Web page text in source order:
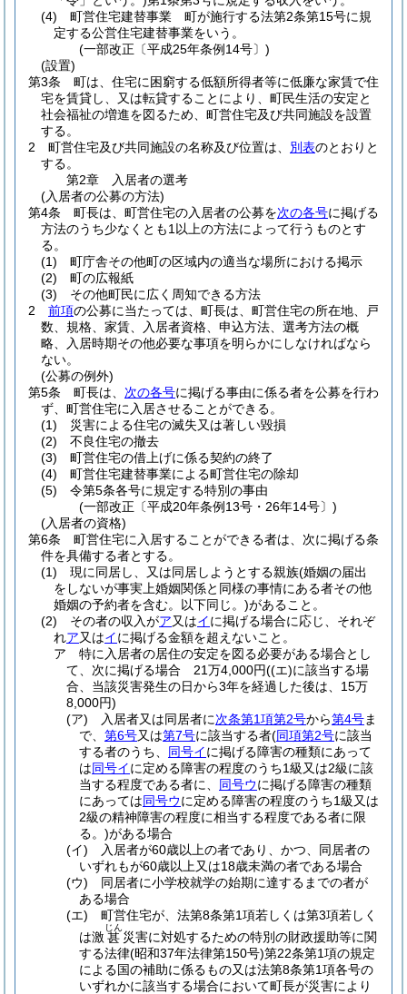
(4)
町営住宅建替事業 町が施行する法第2条第15号に規
定する公営住宅建替事業をいう。
(一部改正〔平成25年条例14号〕)
(設置)
第3条
町は、住宅に困窮する低額所得者等に低廉な家賃で住
宅を賃貸し、又は転貸することにより、町民生活の安定と
社会福祉の増進を図るため、町営住宅及び共同施設を設置
する。
2
町営住宅及び共同施設の名称及び位置は、 別表のとおりと
する。
第2章
入居者の選考
(入居者の公募の方法)
第4条
町長は、町営住宅の入居者の公募を次の各号に掲げる
方法のうち少なくとも1以上の方法によって行うものとす
る。
(1)
町庁舎その他町の区域内の適当な場所における掲示
(2)
町の広報紙
(3)
その他町民に広く周知できる方法
2
前項の公募に当たっては、町長は、町営住宅の所在地、戸
数、規格、家賃、入居者資格、申込方法、選考方法の概
略、入居時期その他必要な事項を明らかにしなければなら
ない。
(公募の例外)
第5条
町長は、 次の各号に掲げる事由に係る者を公募を行わ
ず、町営住宅に入居させることができる。
(1)
災害による住宅の滅失又は著しい毀損
(2)
不良住宅の撤去
(3)
町営住宅の借上げに係る契約の終了
(4)
町営住宅建替事業による町営住宅の除却
(5)
令第5条各号に規定する特別の事由
(一部改正〔平成20年条例13号・26年14号〕)
(入居者の資格)
第6条
町営住宅に入居することができる者は、次に掲げる条
件を具備する者とする。
(1)
現に同居し、又は同居しようとする親族(婚姻の届出
をしないが事実上婚姻関係と同様の事情にある者その他
婚姻の予約者を含む。以下同じ。)があること。
(2)
その者の収入がア又はイに掲げる場合に応じ、それぞ
れア又はイに掲げる金額を超えないこと。
ア
特に入居者の居住の安定を図る必要がある場合とし
て、次に掲げる場合 21万4,000円((エ)に該当する場
合、当該災害発生の日から3年を経過した後は、15万
8,000円)
(ア)
入居者又は同居者に次条第1項第2号から第4号ま
で、第6号又は第7号に該当する者(同項第2号に該当
する者のうち、 同号イに掲げる障害の種類にあって
は同号イに定める障害の程度のうち1級又は2級に該
当する程度である者に、 同号ウに掲げる障害の種類
にあっては同号ウに定める障害の程度のうち1級又は
2級の精神障害の程度に相当する程度である者に限
る。)がある場合
(イ)
入居者が60歳以上の者であり、かつ、同居者の
いずれもが60歳以上又は18歳未満の者である場合
(ウ)
同居者に小学校就学の始期に達するまでの者が
ある場合
(エ)
町営住宅が、法第8条第1項若しくは第3項若しく
は激 甚
じん
災害に対処するための特別の財政援助等に関
する法律(昭和37年法律第150号)第22条第1項の規定
による国の補助に係るもの又は法第8条第1項各号の
いずれかに該当する場合において町長が災害により